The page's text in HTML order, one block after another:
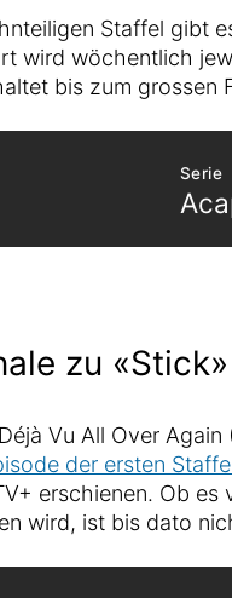
Staffel gibt
wird wöchentlich
bis zum grossen
Serie
zu «Stick»
Vu All Over
der ersten
erschienen. Ob es
wird, ist bis dato